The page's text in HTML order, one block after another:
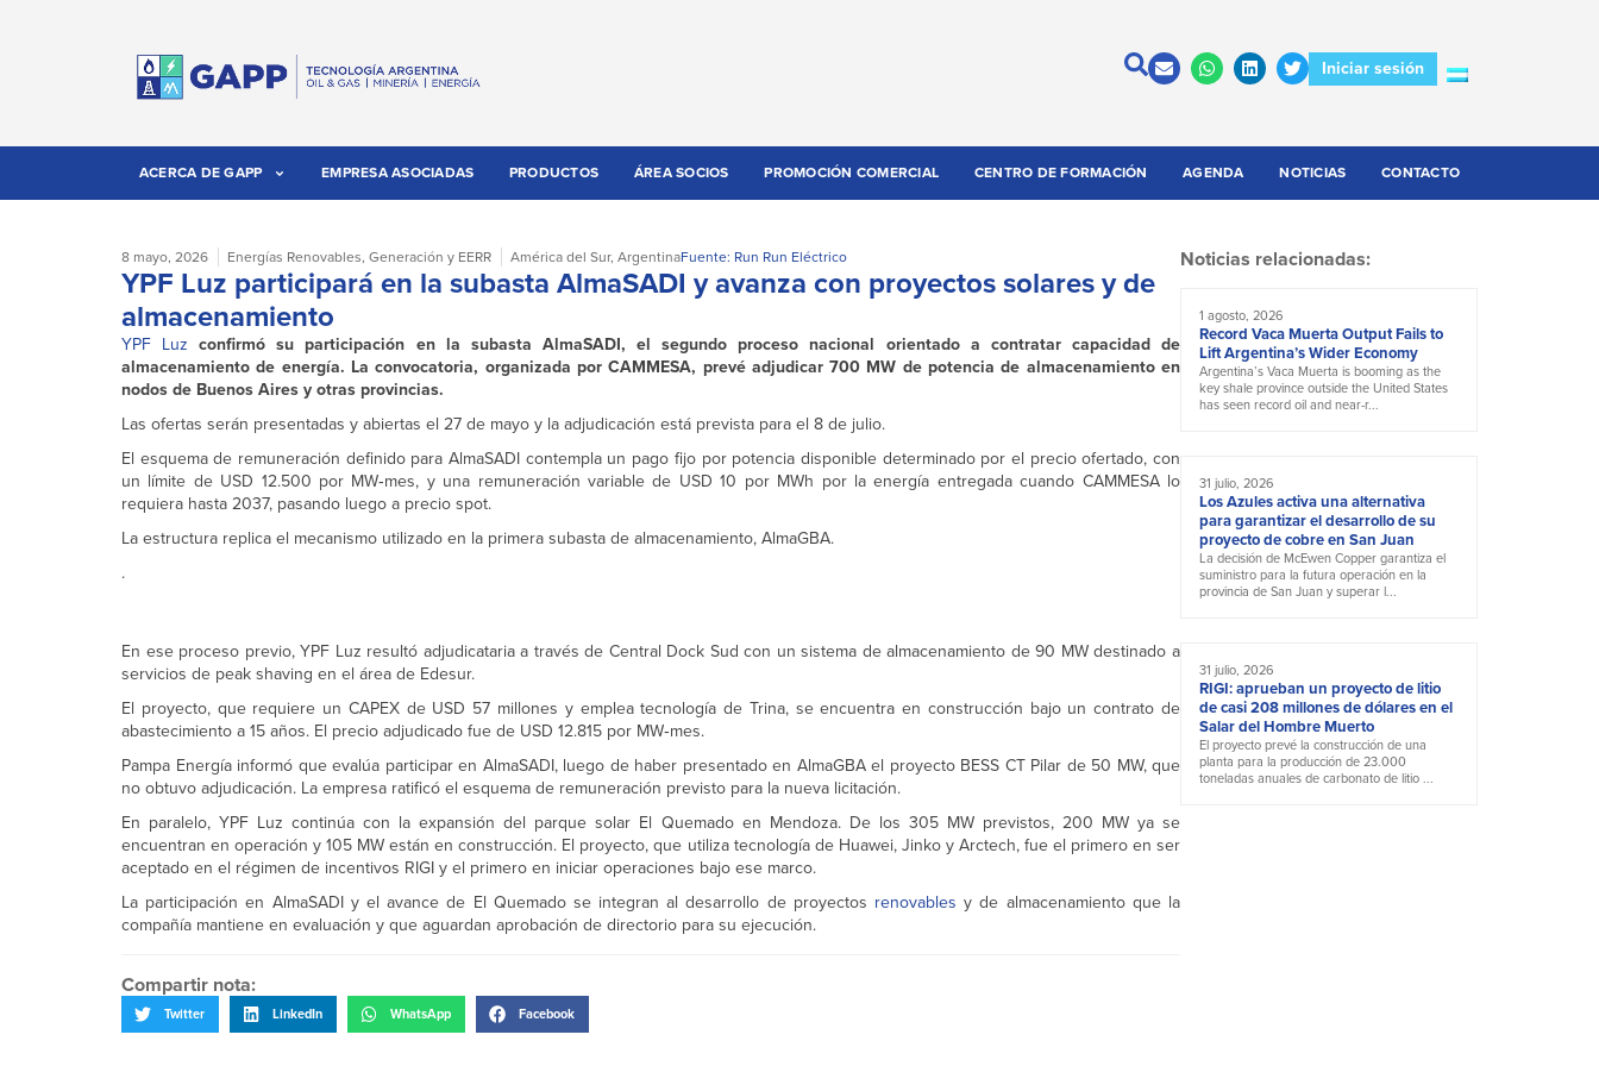
Iniciar sesión
ACERCA DE GAPP EMPRESA ASOCIADAS PRODUCTOS ÁREA SOCIOS PROMOCIÓN COMERCIAL CENTRO DE FORMACIÓN AGENDA NOTICIAS CONTACTO
8 mayo, 2026 Energías Renovables, Generación y EERR América del Sur, ArgentinaFuente: Run Run Eléctrico
YPF Luz participará en la subasta AlmaSADI y avanza con proyectos solares y de
almacenamiento
YPF Luz confirmó su participación en la subasta AlmaSADI, el segundo proceso nacional orientado a contratar capacidad de
almacenamiento de energía. La convocatoria, organizada por CAMMESA, prevé adjudicar 700 MW de potencia de almacenamiento en
nodos de Buenos Aires y otras provincias.
Las ofertas serán presentadas y abiertas el 27 de mayo y la adjudicación está prevista para el 8 de julio.
El esquema de remuneración definido para AlmaSADI contempla un pago fijo por potencia disponible determinado por el precio ofertado, con
un límite de USD 12.500 por MW‑mes, y una remuneración variable de USD 10 por MWh por la energía entregada cuando CAMMESA lo
requiera hasta 2037, pasando luego a precio spot.
La estructura replica el mecanismo utilizado en la primera subasta de almacenamiento, AlmaGBA.
.
En ese proceso previo, YPF Luz resultó adjudicataria a través de Central Dock Sud con un sistema de almacenamiento de 90 MW destinado a
servicios de peak shaving en el área de Edesur.
El proyecto, que requiere un CAPEX de USD 57 millones y emplea tecnología de Trina, se encuentra en construcción bajo un contrato de
abastecimiento a 15 años. El precio adjudicado fue de USD 12.815 por MW‑mes.
Pampa Energía informó que evalúa participar en AlmaSADI, luego de haber presentado en AlmaGBA el proyecto BESS CT Pilar de 50 MW, que
no obtuvo adjudicación. La empresa ratificó el esquema de remuneración previsto para la nueva licitación.
En paralelo, YPF Luz continúa con la expansión del parque solar El Quemado en Mendoza. De los 305 MW previstos, 200 MW ya se
encuentran en operación y 105 MW están en construcción. El proyecto, que utiliza tecnología de Huawei, Jinko y Arctech, fue el primero en ser
aceptado en el régimen de incentivos RIGI y el primero en iniciar operaciones bajo ese marco.
La participación en AlmaSADI y el avance de El Quemado se integran al desarrollo de proyectos renovables y de almacenamiento que la
compañía mantiene en evaluación y que aguardan aprobación de directorio para su ejecución.
Compartir nota:
Twitter LinkedIn WhatsApp Facebook
Noticias relacionadas:
1 agosto, 2026
Record Vaca Muerta Output Fails to
Lift Argentina’s Wider Economy
Argentina’s Vaca Muerta is booming as the
key shale province outside the United States
has seen record oil and near-r...
31 julio, 2026
Los Azules activa una alternativa
para garantizar el desarrollo de su
proyecto de cobre en San Juan
La decisión de McEwen Copper garantiza el
suministro para la futura operación en la
provincia de San Juan y superar l...
31 julio, 2026
RIGI: aprueban un proyecto de litio
de casi 208 millones de dólares en el
Salar del Hombre Muerto
El proyecto prevé la construcción de una
planta para la producción de 23.000
toneladas anuales de carbonato de litio ...